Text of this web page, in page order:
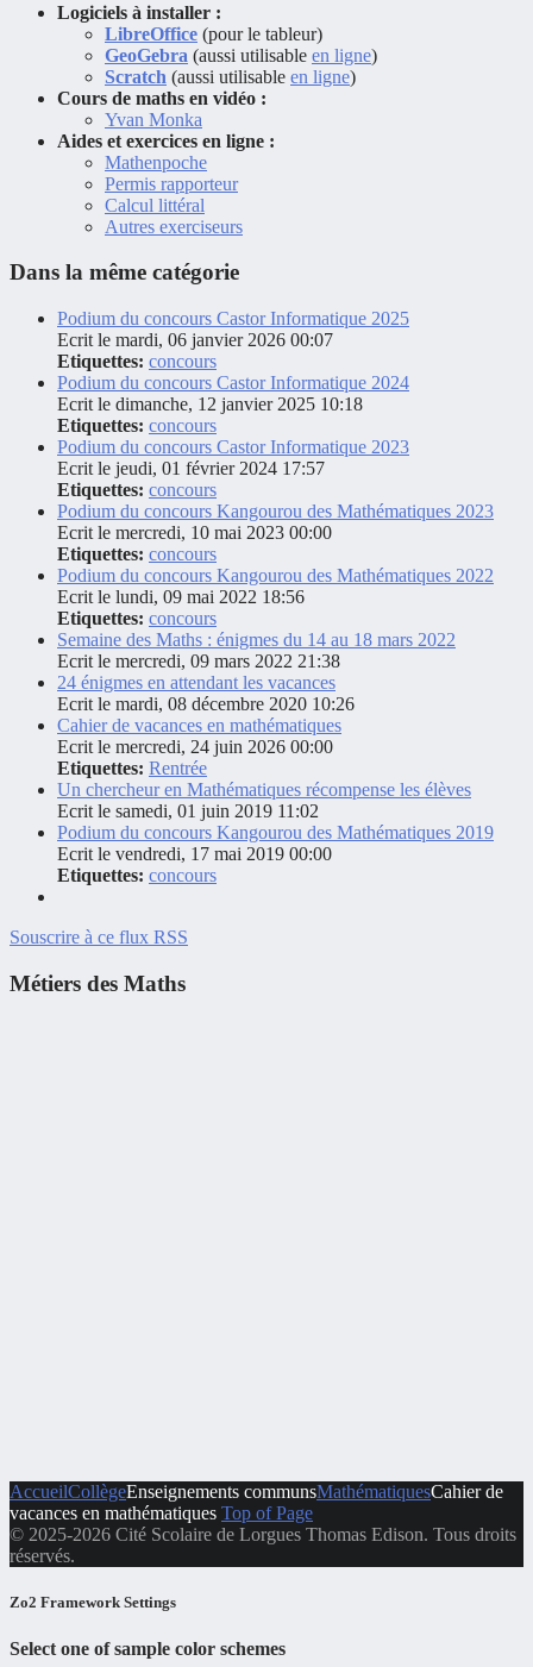
Logiciels à installer :
LibreOffice (pour le tableur)
GeoGebra (aussi utilisable en ligne)
Scratch (aussi utilisable en ligne)
Cours de maths en vidéo :
Yvan Monka
Aides et exercices en ligne :
Mathenpoche
Permis rapporteur
Calcul littéral
Autres exerciseurs
Dans la même catégorie
Podium du concours Castor Informatique 2025
Ecrit le mardi, 06 janvier 2026 00:07
Etiquettes: concours
Podium du concours Castor Informatique 2024
Ecrit le dimanche, 12 janvier 2025 10:18
Etiquettes: concours
Podium du concours Castor Informatique 2023
Ecrit le jeudi, 01 février 2024 17:57
Etiquettes: concours
Podium du concours Kangourou des Mathématiques 2023
Ecrit le mercredi, 10 mai 2023 00:00
Etiquettes: concours
Podium du concours Kangourou des Mathématiques 2022
Ecrit le lundi, 09 mai 2022 18:56
Etiquettes: concours
Semaine des Maths : énigmes du 14 au 18 mars 2022
Ecrit le mercredi, 09 mars 2022 21:38
24 énigmes en attendant les vacances
Ecrit le mardi, 08 décembre 2020 10:26
Cahier de vacances en mathématiques
Ecrit le mercredi, 24 juin 2026 00:00
Etiquettes: Rentrée
Un chercheur en Mathématiques récompense les élèves
Ecrit le samedi, 01 juin 2019 11:02
Podium du concours Kangourou des Mathématiques 2019
Ecrit le vendredi, 17 mai 2019 00:00
Etiquettes: concours
Souscrire à ce flux RSS
Métiers des Maths
AccueilCollègeEnseignements communsMathématiquesCahier de
vacances en mathématiques Top of Page
© 2025-2026 Cité Scolaire de Lorgues Thomas Edison. Tous droits
réservés.
Zo2 Framework Settings
Select one of sample color schemes